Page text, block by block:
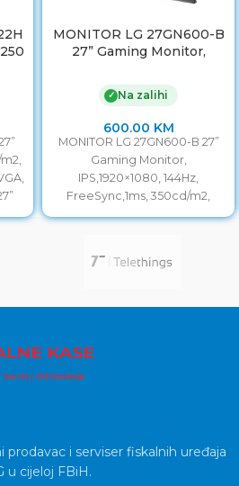
MONITOR LG 27GN600-B
27” Gaming Monitor,
FreeSync,1ms, 350cd/m2,
DP/HDMI, G-SYNC
Compatible.Crni
✓ Na zalihi
600.00 KM
MONITOR LG 27GN600-B 27”
Gaming Monitor,
IPS,1920×1080, 144Hz,
FreeSync,1ms, 350cd/m2,
DP/HDMI, G-SYNC
1ms Frekvencija
prodavac i serviser fiskalnih uređaja
u cijeloj FBiH.